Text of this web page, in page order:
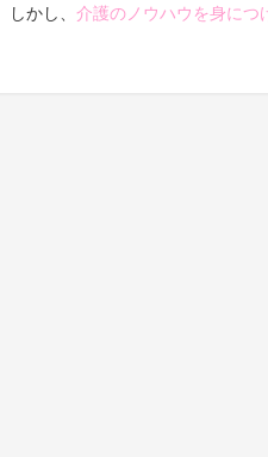
かし、 介護のノウハウを身につ